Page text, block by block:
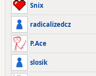
Snix
radicalizedcz
P.Ace
slosik